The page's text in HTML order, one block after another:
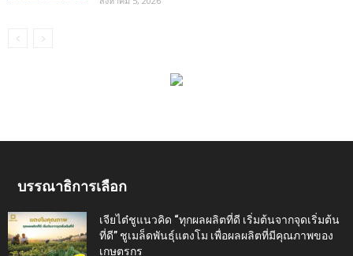
บรรณาธิการเลือก
เจียไต๋ชูแนวคิด “ทุกผลผลิตที่ดี เริ่มต้นจากจุดเริ่มต้น
ที่ดี” ชูเมล็ดพันธุ์แตงโม เพื่อผลผลิตที่มีคุณภาพของ
เกษตรกร